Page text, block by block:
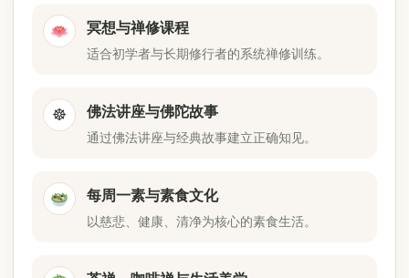
冥想与禅修课程
适合初学者与长期修行者的系统禅修训练。
☸ 佛法讲座与佛陀故事
通过佛法讲座与经典故事建立正确知见。
每周一素与素食文化
以慈悲、健康、清净为核心的素食生活。